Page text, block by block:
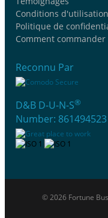
Conditions d'utilisation
Politique de
Comment commander
Reconnu Par
D&B D-U-N-S®
Number: 861494523
© 2026 Fortune